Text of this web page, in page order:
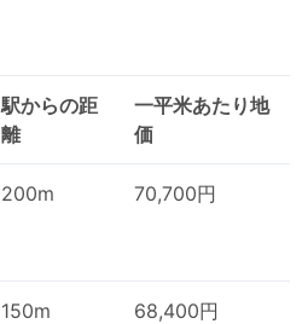
駅からの距
離
一平米あたり地
価
200m 70,700円
150m 68,400円